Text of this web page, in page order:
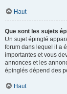
Haut
Que sont les sujets
Un sujet épinglé
forum dans lequel il a
importantes et vous
annonces et les
épinglés dépend des
Haut